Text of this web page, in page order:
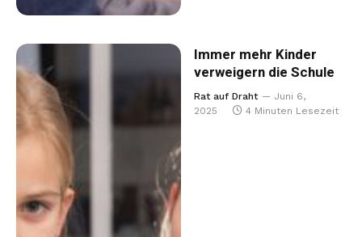
Immer mehr Kinder
verweigern die Schule
Rat auf Draht
Juni 6,
2025
4 Minuten Lesezeit